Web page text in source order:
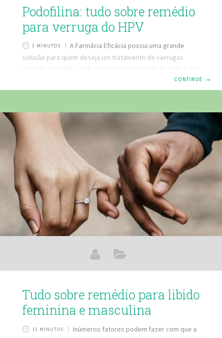
Podofilina: tudo sobre remédio
para verruga do HPV
5 MINUTOS
A Farmácia Eficácia possui uma grande
solução para quem deseja um tratamento de verrugas
genitais. Com ele, você vai recuperar a saúde da pele e das
mucosas, livre das lesões causadas pelo HPV. Confira agora
e livre-se das verrugas indesejadas! Neste artigo, você vai
verrugas genitais (HPV). Tudo sobre o remédio Podofilina
25% Modo de uso Podofilina 25% para HPV Mas, afinal, o
que é HPV? A importância do sexo seguro é extrema, não
CONTINUE →
Tudo sobre remédio para libido
feminina e masculina
15 MINUTOS
Inúmeros fatores podem fazer com que a